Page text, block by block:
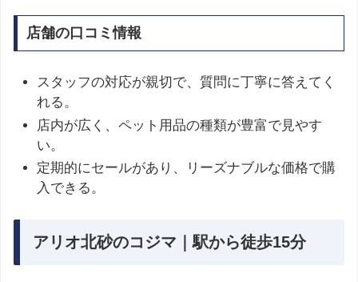
店舗の口コミ情報
スタッフの対応が親切で、質問に丁寧に答えてく
れる。
店内が広く、ペット用品の種類が豊富で見やす
い。
定期的にセールがあり、リーズナブルな価格で購
入できる。
アリオ北砂のコジマ｜駅から徒歩15分